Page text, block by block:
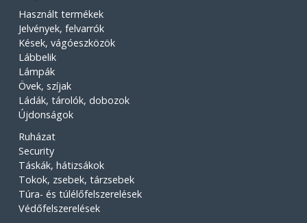
Használt termékek
Jelvények, felvarrók
Kések, vágóeszközök
Lábbelik
Lámpák
Övek, szíjak
Ládák, tárolók, dobozok
Újdonságok
Ruházat
Security
Táskák, hátizsákok
Tokok, zsebek, tárzsebek
Túra- és túlélőfelszerelések
Védőfelszerelések